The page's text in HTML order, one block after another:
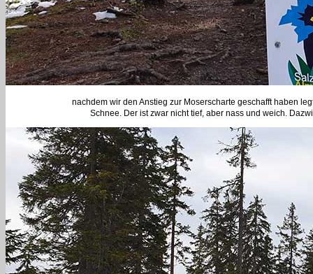
nachdem wir den Anstieg zur Moserscharte geschafft haben
Schnee. Der ist zwar nicht tief, aber nass und weich.